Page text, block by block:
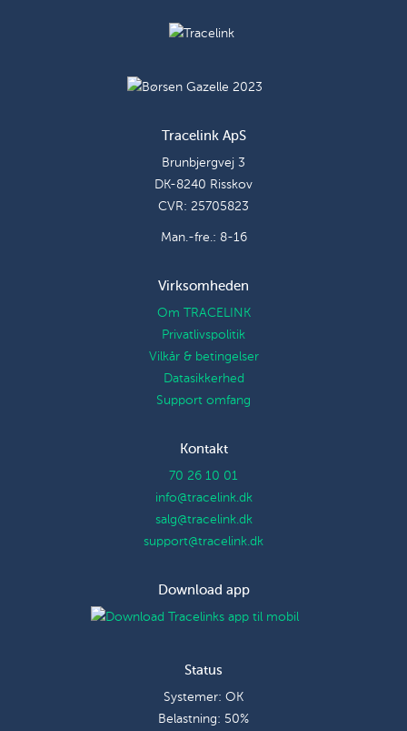
Tracelink ApS
Brunbjergvej 3
DK-8240 Risskov
CVR: 25705823
Man.-fre.: 8-16
Virksomheden
Om TRACELINK
Privatlivspolitik
Vilkår & betingelser
Datasikkerhed
Support omfang
Kontakt
70 26 10 01
info@tracelink.dk
salg@tracelink.dk
support@tracelink.dk
Download app
Status
Systemer: OK
Belastning: 50%